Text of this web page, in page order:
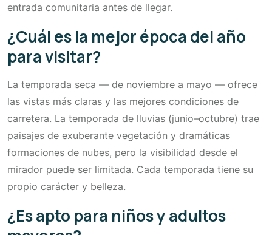
entrada comunitaria antes de llegar.
¿Cuál es la mejor época del año
para visitar?
La temporada seca — de noviembre a mayo — ofrece
las vistas más claras y las mejores condiciones de
carretera. La temporada de lluvias (junio–octubre) trae
paisajes de exuberante vegetación y dramáticas
formaciones de nubes, pero la visibilidad desde el
mirador puede ser limitada. Cada temporada tiene su
propio carácter y belleza.
¿Es apto para niños y adultos